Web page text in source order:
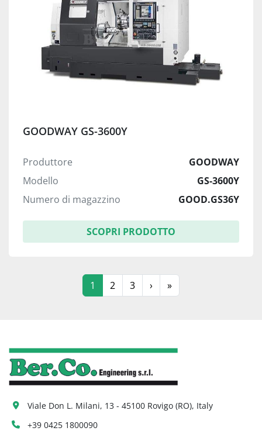
GOODWAY GS-3600Y
Produttore
GOODWAY
Modello
GS-3600Y
Numero di magazzino
GOOD.GS36Y
SCOPRI PRODOTTO
1 2 3 › »
Viale Don L. Milani, 13 - 45100 Rovigo (RO), Italy
+39 0425 1800090